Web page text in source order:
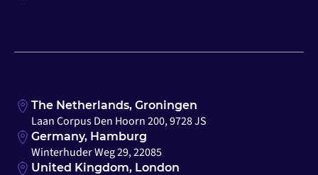
The Netherlands, Groningen
Laan Corpus Den Hoorn 200, 9728 JS
Germany, Hamburg
Winterhuder Weg 29, 22085
United Kingdom, London